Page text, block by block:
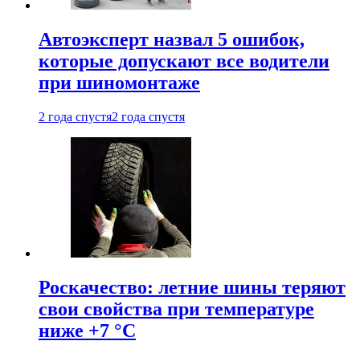
Автоэксперт назвал 5 ошибок,
которые допускают все водители
при шиномонтаже
2 года спустя2 года спустя
Роскачество: летние шины теряют
свои свойства при температуре
ниже +7 °C